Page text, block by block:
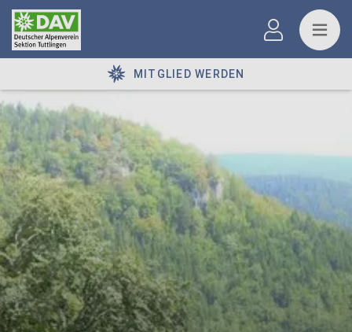
MITGLIED WERDEN